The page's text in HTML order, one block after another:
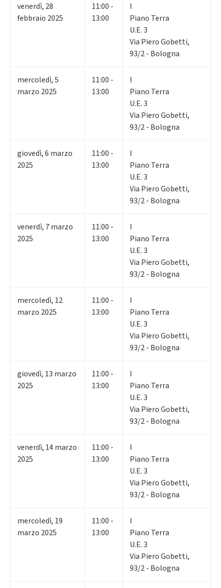
venerdì, 28
febbraio 2025
11:00 -
13:00
I
Piano Terra
U.E. 3
Via Piero Gobetti,
93/2 - Bologna
mercoledì,5
marzo 2025
11:00 -
13:00
I
Piano Terra
U.E. 3
Via Piero Gobetti,
93/2 - Bologna
giovedì,6 marzo
2025
11:00 -
13:00
I
Piano Terra
U.E. 3
Via Piero Gobetti,
93/2 - Bologna
venerdì, 7marzo
2025
11:00 -
13:00
I
Piano Terra
U.E. 3
Via Piero Gobetti,
93/2 - Bologna
mercoledì, 12
marzo 2025
11:00 -
13:00
I
Piano Terra
U.E. 3
Via Piero Gobetti,
93/2 - Bologna
giovedì, 13 marzo
2025
11:00 -
13:00
I
Piano Terra
U.E. 3
Via Piero Gobetti,
93/2 - Bologna
venerdì, 14marzo
2025
11:00 -
13:00
I
Piano Terra
U.E. 3
Via Piero Gobetti,
93/2 - Bologna
mercoledì, 19
marzo 2025
11:00 -
13:00
I
Piano Terra
U.E. 3
Via Piero Gobetti,
93/2 - Bologna